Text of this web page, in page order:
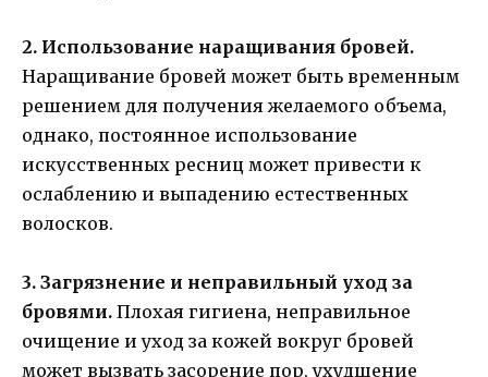
2. Использование наращивания бровей.
Наращивание бровей может быть временным
решением для получения желаемого объема,
однако, постоянное использование
искусственных ресниц может привести к
ослаблению и выпадению естественных
волосков.
3. Загрязнение и неправильный уход за
бровями. Плохая гигиена, неправильное
очищение и уход за кожей вокруг бровей
может вызвать засорение пор, ухудшение